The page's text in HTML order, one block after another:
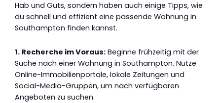
Hab und Guts, sondern haben auch einige Tipps, wie
du schnell und effizient eine passende Wohnung in
Southampton finden kannst.
1. Recherche im Voraus: Beginne frühzeitig mit der
Suche nach einer Wohnung in Southampton. Nutze
Online-Immobilienportale, lokale Zeitungen und
Social-Media-Gruppen, um nach verfügbaren
Angeboten zu suchen.